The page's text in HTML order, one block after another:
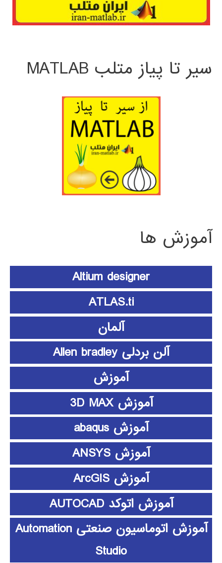
سیر تا پیاز متلب MATLAB
آموزش ها
Altium designer
ATLAS.ti
آلمان
آلن بردلی Allen bradley
آموزش
آموزش 3D MAX
آموزش abaqus
آموزش ANSYS
آموزش ArcGIS
آموزش اتوکد AUTOCAD
آموزش اتوماسیون صنعتی Automation
Studio